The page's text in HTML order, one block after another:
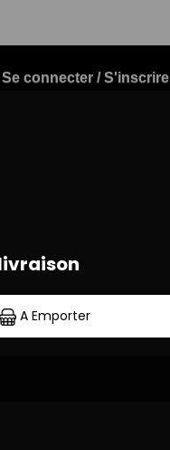
Se connecter / S'inscrire